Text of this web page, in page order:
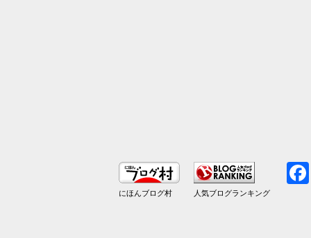
にほんブログ村 人気ブログランキング